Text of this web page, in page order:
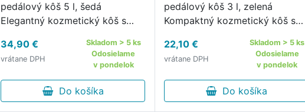
pedálový kôš 5 l, šedá
Elegantný kozmetický kôš s
matným vzhľadom Kozmetický
pedálový kôš KELA Mats 5 lv
šedej matnej farbe je štýlovým
a praktickým doplnkom …
34,90 €
vrátane DPH
Skladom > 5 ks
Odosielame
v pondelok
Do košíka
pedálový kôš 3 l, zelená
Kompaktný kozmetický kôš s
farebným povrchom
Kozmetický pedálový kôš KELA
Monaco 3 lv zelenej farbe je
praktickým doplnkom …
22,10 €
vrátane DPH
Skladom > 5 ks
Odosielame
v pondelok
Do košíka